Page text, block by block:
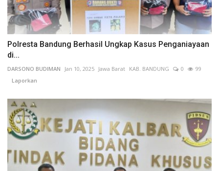
Polresta Bandung Berhasil Ungkap Kasus Penganiayaan
di...
DARSONO BUDIMAN Jan 10, 2025 Jawa Barat KAB. BANDUNG 0
99
Laporkan